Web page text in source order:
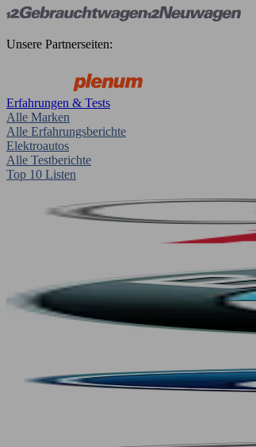
Unsere Partnerseiten:
Erfahrungen & Tests
Alle Marken
Alle Erfahrungsberichte
Elektroautos
Alle Testberichte
Top 10 Listen